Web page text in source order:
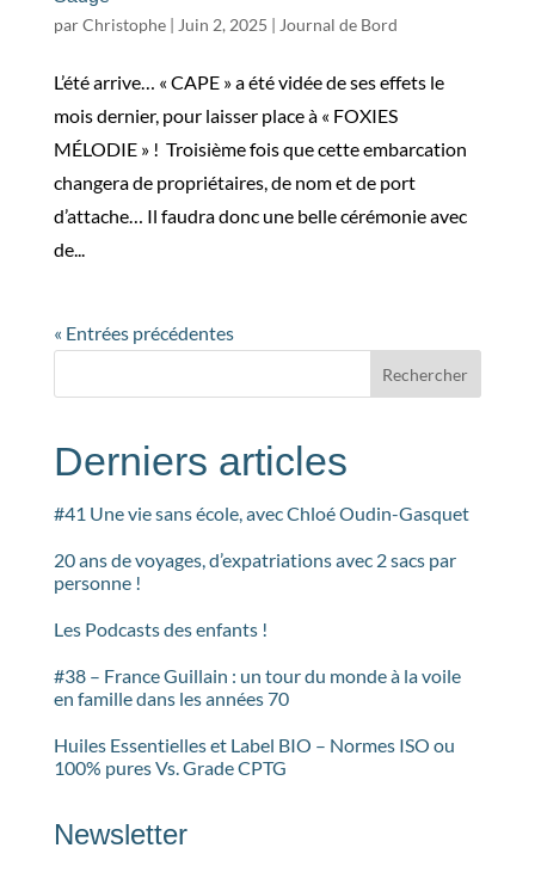
parChristophe| Juin 2, 2025 | Journal de Bord
L’été arrive… « CAPE » a été vidée de ses effets le
mois dernier, pour laisser place à « FOXIES
MÉLODIE » ! Troisième fois que cette embarcation
changera de propriétaires, de nom et de port
d’attache… Il faudra donc une belle cérémonie avec
de...
« Entrées précédentes
Rechercher
Derniers articles
#41 Une vie sans école, avec Chloé Oudin-Gasquet
20 ans de voyages, d’expatriations avec 2 sacs par
personne !
Les Podcasts des enfants !
#38 – France Guillain : un tour du monde à la voile
en famille dans les années 70
Huiles Essentielles et Label BIO – Normes ISO ou
100% pures Vs. Grade CPTG
Newsletter